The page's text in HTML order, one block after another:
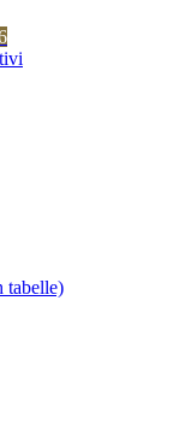
tabelle)